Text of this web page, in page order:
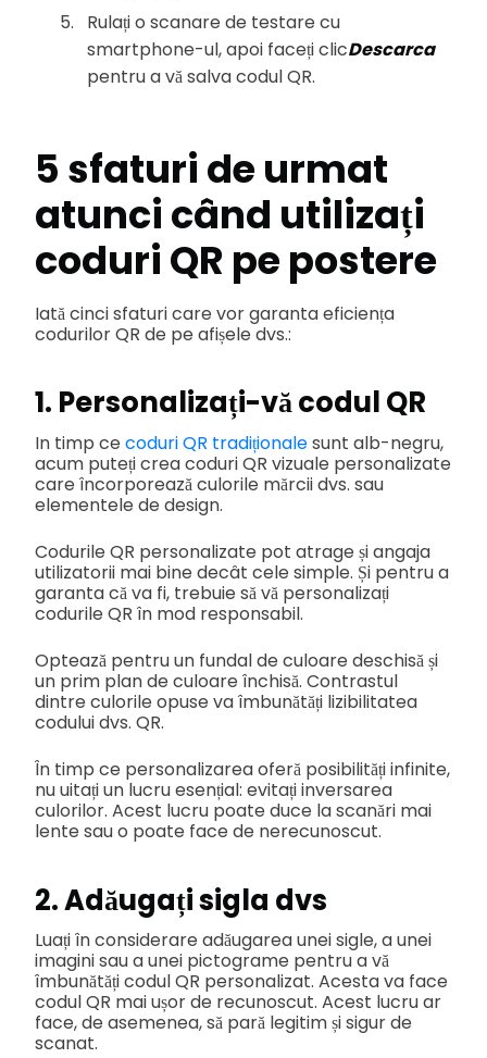
Rulați o scanare de testare cu
smartphone-ul, apoi faceți clicDescarca
pentru a vă salva codul QR.
5 sfaturi de urmat
atunci când utilizați
coduri QR pe postere
Iată cinci sfaturi care vor garanta eficiența
codurilor QR de pe afișele dvs.:
1. Personalizați-vă codul QR
In timp ce coduri QR tradiționalesunt alb-negru,
acum puteți crea coduri QR vizuale personalizate
care încorporează culorile mărcii dvs. sau
elementele de design.
Codurile QR personalizate pot atrage și angaja
utilizatorii mai bine decât cele simple. Și pentru a
garanta că va fi, trebuie să vă personalizați
codurile QR în mod responsabil.
Optează pentru un fundal de culoare deschisă și
un prim plan de culoare închisă. Contrastul
dintre culorile opuse va îmbunătăți lizibilitatea
codului dvs. QR.
În timp ce personalizarea oferă posibilități infinite,
nu uitați un lucru esențial: evitați inversarea
culorilor. Acest lucru poate duce la scanări mai
lente sau o poate face de nerecunoscut.
2. Adăugați sigla dvs
Luați în considerare adăugarea unei sigle, a unei
imagini sau a unei pictograme pentru a vă
îmbunătăți codul QR personalizat. Acesta va face
codul QR mai ușor de recunoscut. Acest lucru ar
face, de asemenea, să pară legitim și sigur de
scanat.